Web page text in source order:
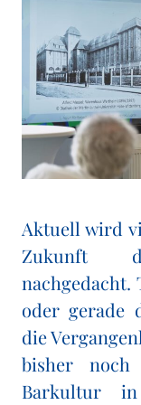
Aktuell wird
Zukunft
nachgedacht.
oder gerade
die
bisher
Barkultur